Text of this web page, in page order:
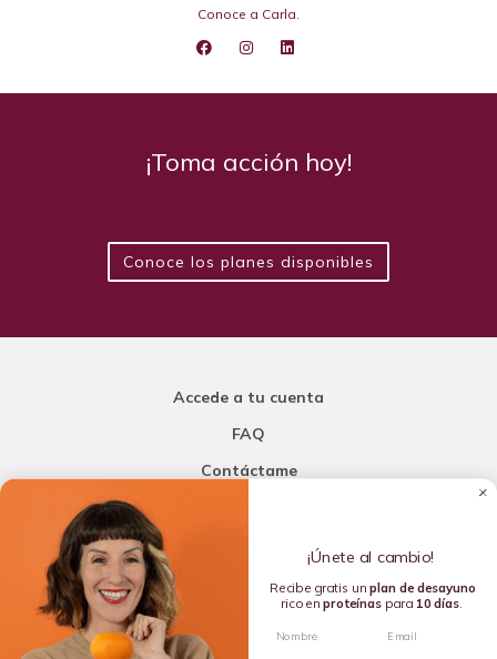
Conoce a Carla
¡Toma acción hoy!
Conoce los planes disponibles
Accede a tu cuenta
FAQ
Contáctame
Añade una porción de inteligencia a tu nutrición
Copyright © 2016-2026 Carla L. de la Torre. All rights reserved.
¡Únete al cambio!
Recibe gratis unplan de desayuno
rico enproteínaspara 10 días.